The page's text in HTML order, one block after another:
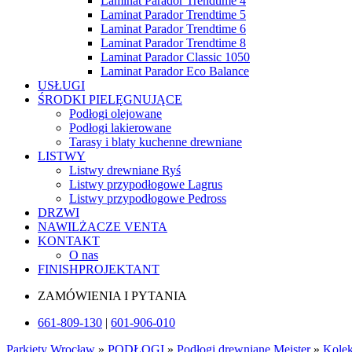
Laminat Parador Trendtime 5
Laminat Parador Trendtime 6
Laminat Parador Trendtime 8
Laminat Parador Classic 1050
Laminat Parador Eco Balance
USŁUGI
ŚRODKI PIELĘGNUJĄCE
Podłogi olejowane
Podłogi lakierowane
Tarasy i blaty kuchenne drewniane
LISTWY
Listwy drewniane Ryś
Listwy przypodłogowe Lagrus
Listwy przypodłogowe Pedross
DRZWI
NAWILŻACZE VENTA
KONTAKT
O nas
FINISHPROJEKTANT
ZAMÓWIENIA I PYTANIA
661-809-130 | 601-906-010
Parkiety Wrocław » PODŁOGI » Podłogi drewniane Meister»